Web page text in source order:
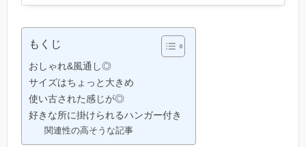
もくじ
おしゃれ&風通し◎
サイズはちょっと大きめ
使い古された感じが◎
好きな所に掛けられるハンガー付き
関連性の高そうな記事